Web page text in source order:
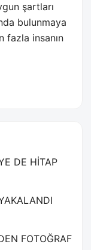
şartları
bulunmaya
fazla insanın
DE HİTAP
FOTOĞRAF